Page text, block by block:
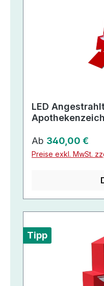
LED
Regulärer Preis:
Ab 340,00 €
Preise exkl. MwSt.
Tipp